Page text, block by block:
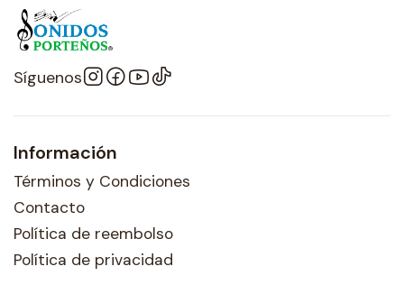
Síguenos
Información
Términos y Condiciones
Contacto
Política de reembolso
Política de privacidad